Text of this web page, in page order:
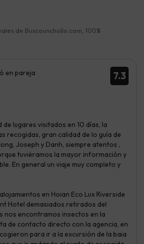
de Buscounchollo.com, 100%
7.3
en pareja
de lugares visitados en 10 días, la
recogidas, gran calidad de lo guía de
Joseph y Danh, siempre atentos ,
tuviéramos la mayor información y
En general un viaje muy completo y
en Hoian Eco Lux Riverside
Hotel demasiados retirados del
nos encontramos insectos en la
de contacto directo con la agencia, en
para ir a la excursión de la baia